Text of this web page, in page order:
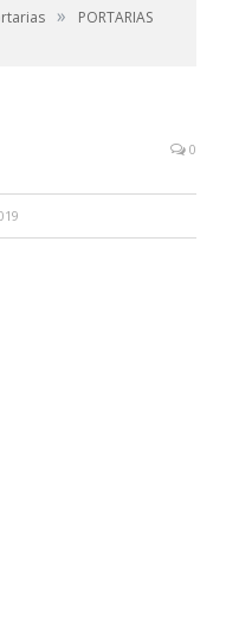
»
PORTARIAS
0